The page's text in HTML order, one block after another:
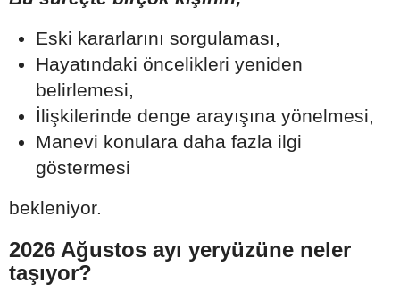
Eski kararlarını sorgulaması,
Hayatındaki öncelikleri yeniden
belirlemesi,
İlişkilerinde denge arayışına yönelmesi,
Manevi konulara daha fazla ilgi
göstermesi
bekleniyor.
2026 Ağustos ayı yeryüzüne neler
taşıyor?